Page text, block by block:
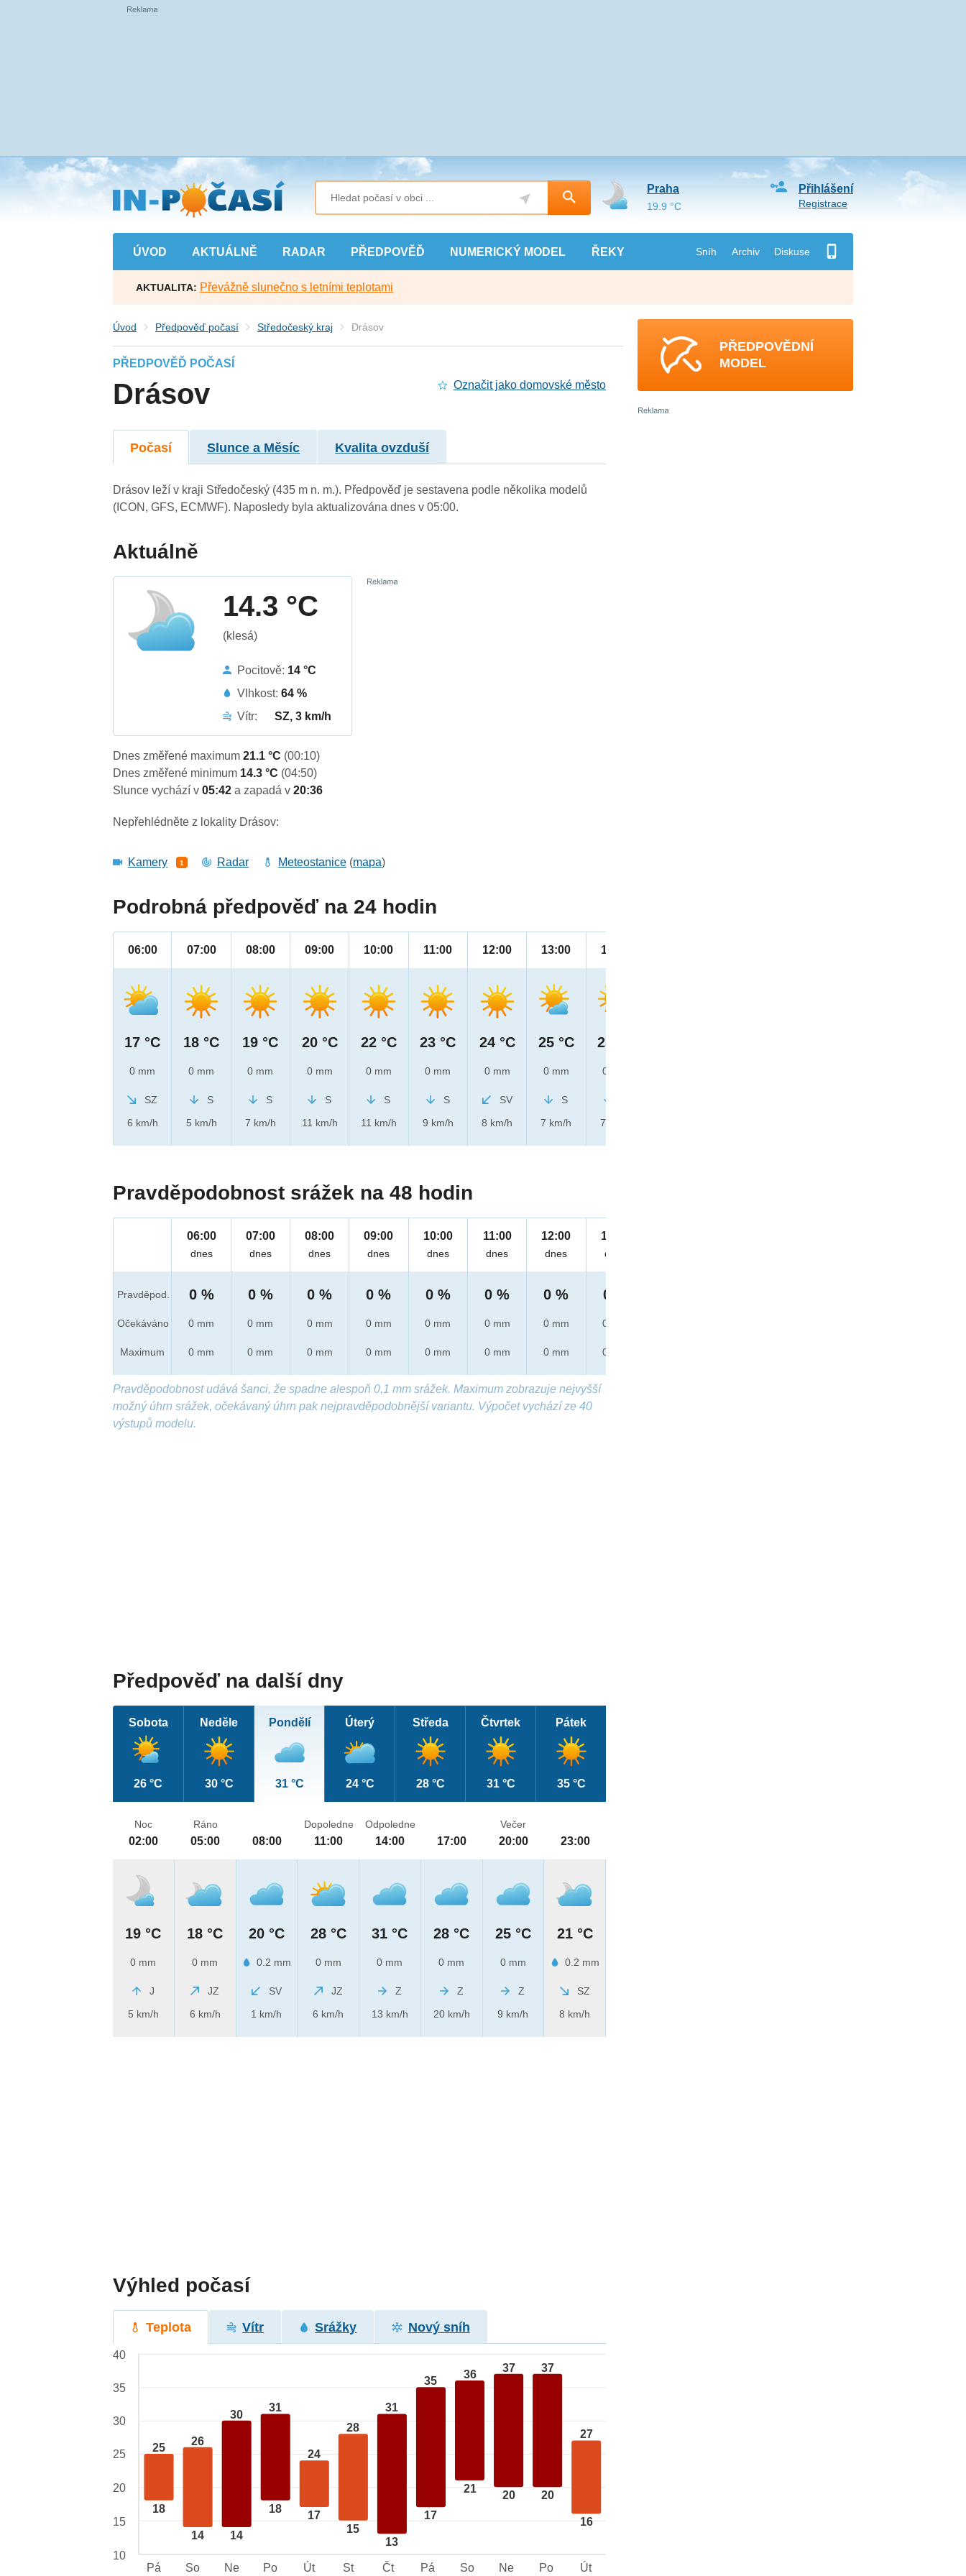
Přejít
na
hlavní
obsah
ÚVOD AKTUÁLNĚ RADAR PŘEDPOVĚĎ NUMERICKÝ MODEL ŘEKY Sníh Archiv Diskuse
Přihlášení
Registrace
Praha
19.9 °C
AKTUALITA: Převážně slunečno s letními teplotami
Úvod Předpověď počasí Středočeský kraj Drásov
PŘEDPOVĚĎ POČASÍ
Drásov Označit jako domovské město
Počasí Slunce a Měsíc Kvalita ovzduší
Drásov leží v kraji Středočeský (435 m n. m.). Předpověď je sestavena podle několika modelů
(ICON, GFS, ECMWF). Naposledy byla aktualizována dnes v 05:00.
Aktuálně
14.3 °C
(klesá)
Pocitově: 14 °C
Vlhkost:64 %
Vítr:
SZ, 3 km/h
Dnes změřené maximum21.1 °C (00:10)
Dnes změřené minimum 14.3 °C (04:50)
Slunce vychází v05:42a zapadá v20:36
Nepřehlédněte z lokality Drásov:
Kamery 1 Radar Meteostanice (mapa)
Podrobná předpověď na 24 hodin
06:00
17 °C
0 mm
SZ
6 km/h
07:00
18 °C
0 mm
S
5 km/h
08:00
19 °C
0 mm
S
7 km/h
09:00
20 °C
0 mm
S
11 km/h
10:00
22 °C
0 mm
S
11 km/h
11:00
23 °C
0 mm
S
9 km/h
12:00
24 °C
0 mm
SV
8 km/h
13:00
25 °C
0 mm
S
7 km/h
14:00
25 °C
0 mm
7 km/h
Pravděpodobnost srážek na 48 hodin
Pravděpod.
Očekáváno
Maximum
06:00
dnes
0 %
0 mm
0 mm
07:00
dnes
0 %
0 mm
0 mm
08:00
dnes
0 %
0 mm
0 mm
09:00
dnes
0 %
0 mm
0 mm
10:00
dnes
0 %
0 mm
0 mm
11:00
dnes
0 %
0 mm
0 mm
12:00
dnes
0 %
0 mm
0 mm
13:00
dnes
0 %
0 mm
0 mm
Pravděpodobnost udává šanci, že spadne alespoň 0,1 mm srážek. Maximum zobrazuje nejvyšší
možný úhrn srážek, očekávaný úhrn pak nejpravděpodobnější variantu. Výpočet vychází ze 40
výstupů modelu.
Předpověď na další dny
Sobota
26 °C
Neděle
30 °C
Pondělí
31 °C
Úterý
24 °C
Středa
28 °C
Čtvrtek
31 °C
Pátek
35 °C
Noc
02:00
19 °C
0 mm
J
5 km/h
Ráno
05:00
18 °C
0 mm
JZ
6 km/h
08:00
20 °C
0.2 mm
SV
1 km/h
Dopoledne
11:00
28 °C
0 mm
JZ
6 km/h
Odpoledne
14:00
31 °C
0 mm
Z
13 km/h
17:00
28 °C
0 mm
Z
20 km/h
Večer
20:00
25 °C
0 mm
Z
9 km/h
23:00
21 °C
0.2 mm
SZ
8 km/h
Výhled počasí
Teplota Vítr Srážky Nový sníh
25
18
26
14
30
14
31
18
24
17
28
15
31
13
35
17
36
21
37
20
37
20
27
16
40
35
30
25
20
15
10
Pá
So Ne Po Út St Čt Pá So Ne Po Út
PŘEDPOVĚDNÍ
MODEL